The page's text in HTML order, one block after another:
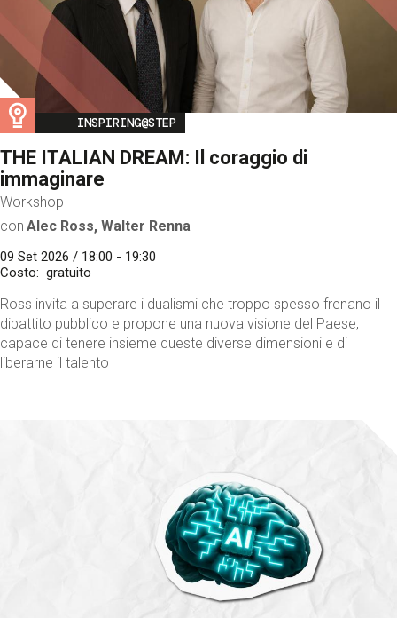
Image
INSPIRING@STEP
THE ITALIAN DREAM: Il coraggio di
immaginare
Workshop
con Alec Ross, Walter Renna
09 Set 2026 / 18:00 - 19:30
Costo
gratuito
Ross invita a superare i dualismi che troppo spesso frenano il
dibattito pubblico e propone una nuova visione del Paese,
capace di tenere insieme queste diverse dimensioni e di
liberarne il talento